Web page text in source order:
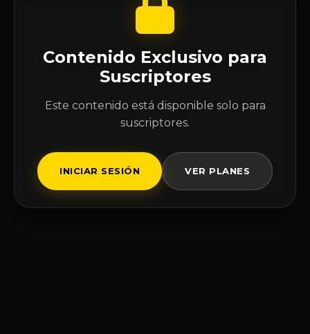
Contenido Exclusivo para
Suscriptores
Este contenido está disponible solo para
suscriptores.
INICIAR SESIÓN VER PLANES